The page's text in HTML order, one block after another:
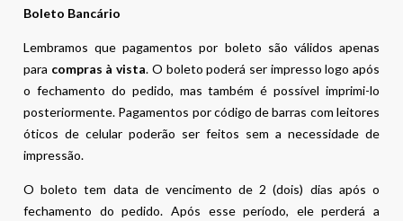
Boleto Bancário
Lembramos que pagamentos por boleto são válidos apenas
para compras à vista. O boleto poderá ser impresso logo após
o fechamento do pedido, mas também é possível imprimi-lo
posteriormente. Pagamentos por código de barras com leitores
óticos de celular poderão ser feitos sem a necessidade de
impressão.
O boleto tem data de vencimento de 2 (dois) dias após o
fechamento do pedido. Após esse período, ele perderá a